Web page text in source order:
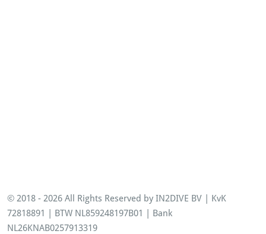
© 2018 - 2026 All Rights Reserved by IN2DIVE BV | KvK
72818891 | BTW NL859248197B01 | Bank
NL26KNAB0257913319